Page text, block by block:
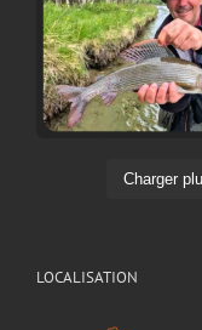
Charger
LOCALISATION